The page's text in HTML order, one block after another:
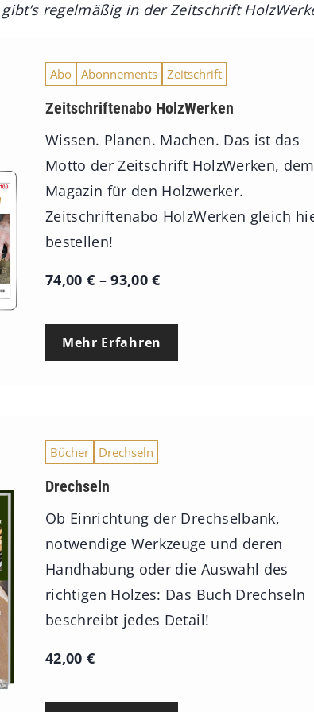
regelmäßig in der Zeitschrift
Abo Abonnements Zeitschrift
Zeitschriftenabo HolzWerken
Wissen. Planen. Machen. Das ist das
Motto der Zeitschrift HolzWerken, dem
Magazin für den Holzwerker.
Zeitschriftenabo HolzWerken gleich
bestellen!
74,00 € –93,00€P
e
n
e
Mehr Erfahren
Bücher Drechseln
Drechseln
Ob Einrichtung der Drechselbank,
notwendige Werkzeuge und deren
Handhabung oder die Auswahl des
richtigen Holzes: Das Buch Drechseln
beschreibt jedes Detail!
42,00 €